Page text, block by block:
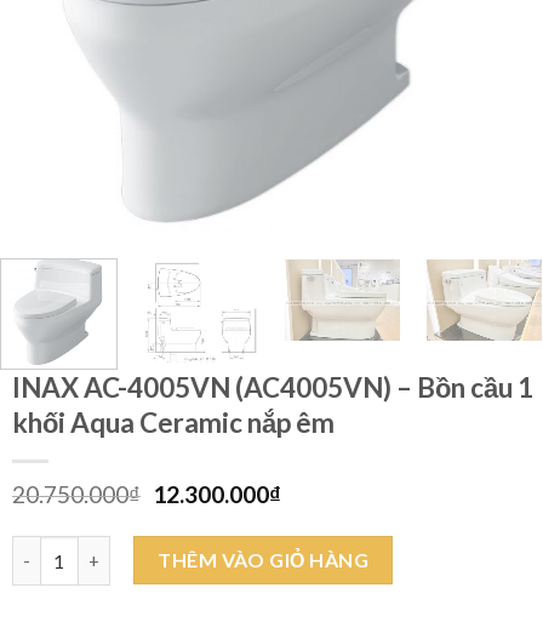
INAX AC-4005VN (AC4005VN) – Bồn cầu 1
khối Aqua Ceramic nắp êm
20.750.000₫ Giá
là:
20.750.000₫.
12.300.000₫Giá
tại
là:
12.300.000₫.
INAX AC-4005VN (AC4005VN) - Bồn cầu 1 khối Aqua Ceramic
THÊM VÀO GIỎ HÀNG